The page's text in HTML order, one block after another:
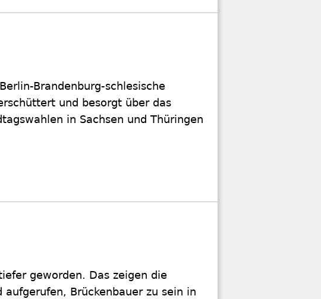
Brandenburg-schlesische
und besorgt über das
in Sachsen und Thüringen
geworden. Das zeigen die
Brückenbauer zu sein in